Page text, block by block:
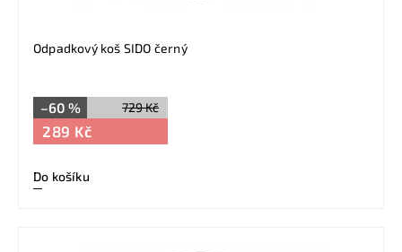
Odpadkový koš SIDO černý
729 Kč
–60 %
289 Kč
Do košíku